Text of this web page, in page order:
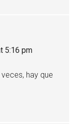
5:16 pm
hay que